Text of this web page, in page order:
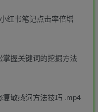
红书笔记点击率倍增
握关键词的挖掘方法
敏感词方法技巧 .mp4